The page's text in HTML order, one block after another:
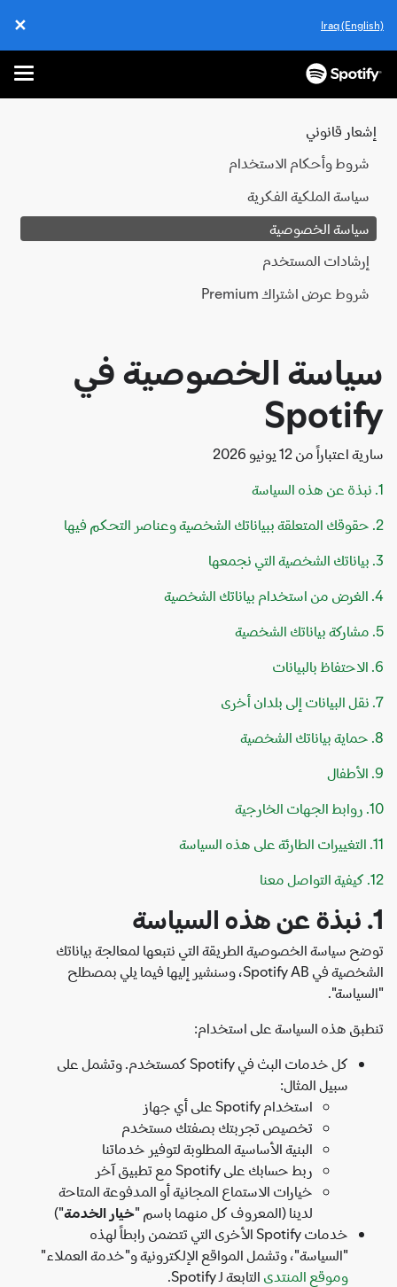
Iraq
Close
المحتوى
Menu
قانوني
شروط وأحكام الاستخدام
سياسة الملكية الفكرية
سياسة الخصوصية
إرشادات المستخدم
شروط عرض اشتراك Premium
الخصوصية في
من 12 يونيو 2026
سياسة الخصوصية الطريقة التي نتبعها لمعالجة بياناتك
الشخصية في Spotify AB، وسنشير إليها فيما يلي بمصطلح
هذه السياسة على استخدام:
كل خدمات البث في Spotify كمستخدم. وتشمل على
سبيل المثال:
استخدام Spotify على أي جهاز
تخصيص تجربتك بصفتك مستخدم
البنية الأساسية المطلوبة لتوفير خدماتنا
ربط حسابك على Spotify مع تطبيق آخر
خيارات الاستماع المجانية أو المدفوعة المتاحة
لدينا (المعروف كل منهما باسم "خيار الخدمة")
خدمات Spotify الأخرى التي تتضمن رابطاً لهذه
"السياسة"، وتشمل المواقع الإلكترونية و"خدمة العملاء"
وموقع المنتدىالتابعة لـ Spotify.